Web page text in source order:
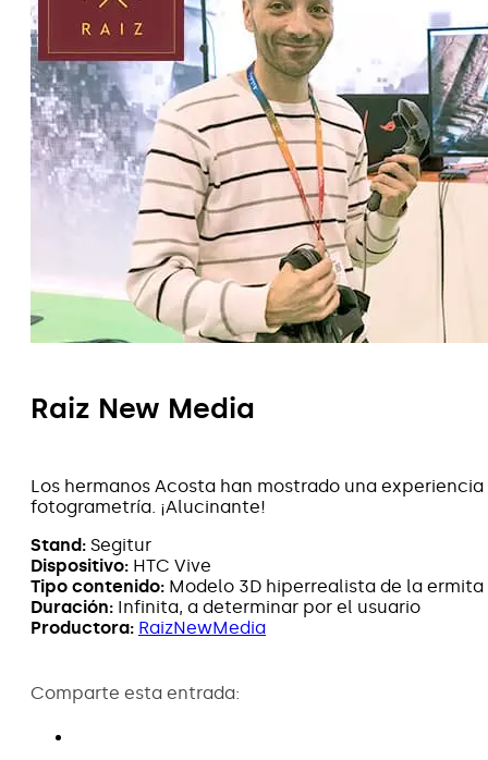
Raiz New Media
Los hermanos Acosta han mostrado una
fotogrametría. ¡Alucinante!
Stand: Segitur
Dispositivo: HTC Vive
Tipo contenido: Modelo 3D hiperrealista de la
Duración: Infinita, a determinar por el usuario
Productora: RaizNewMedia
Comparte esta entrada: